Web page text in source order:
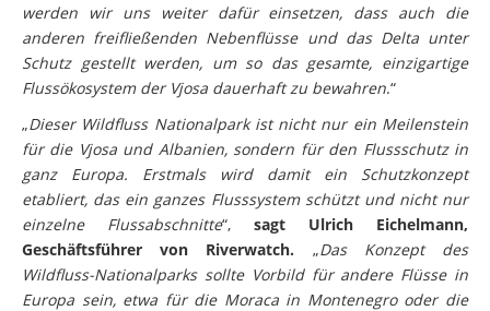
werden wir uns weiter dafür einsetzen, dass auch die
anderen freifließenden Nebenflüsse und das Delta unter
Schutz gestellt werden, um so das gesamte, einzigartige
Flussökosystem der Vjosa dauerhaft zu bewahren.“
„Dieser Wildfluss Nationalpark ist nicht nur ein Meilenstein
für die Vjosa und Albanien, sondern für den Flussschutz in
ganz Europa. Erstmals wird damit ein Schutzkonzept
etabliert, das ein ganzes Flusssystem schützt und nicht nur
einzelne Flussabschnitte“, sagt Ulrich Eichelmann,
Geschäftsführer von Riverwatch. „Das Konzept des
Wildfluss-Nationalparks sollte Vorbild für andere Flüsse in
Europa sein, etwa für die Moraca in Montenegro oder die